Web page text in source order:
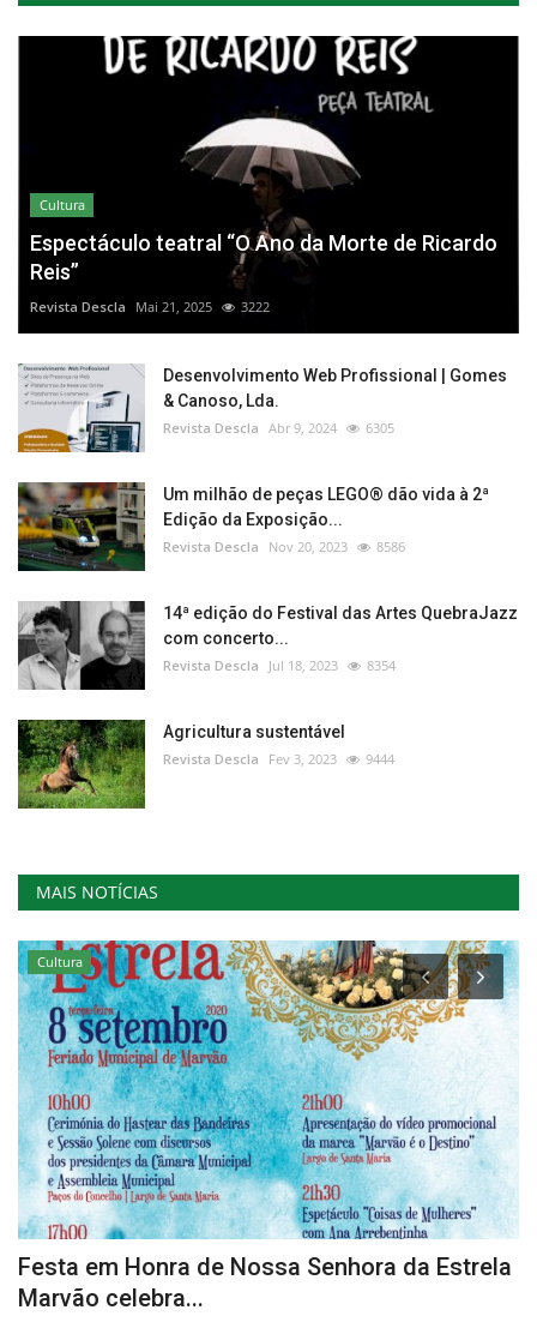
Cultura
Espectáculo teatral “O Ano da Morte de Ricardo
Reis”
Revista Descla Mai 21, 2025 3222
Desenvolvimento Web Profissional | Gomes
& Canoso, Lda.
Revista Descla Abr 9, 2024 6305
Um milhão de peças LEGO® dão vida à 2ª
Edição da Exposição...
Revista Descla Nov 20, 2023 8586
14ª edição do Festival das Artes QuebraJazz
com concerto...
Revista Descla Jul 18, 2023 8354
Agricultura sustentável
Revista Descla Fev 3, 2023 9444
MAIS NOTÍCIAS
Cultura
Festa em Honra de Nossa Senhora da Estrela
Marvão celebra...